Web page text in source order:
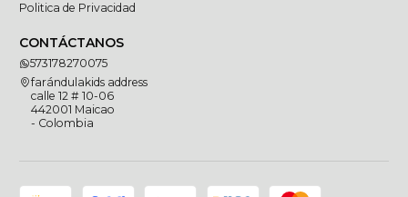
Politica de Privacidad
CONTÁCTANOS
573178270075
farándulakids address
calle 12 # 10-06
442001 Maicao
- Colombia